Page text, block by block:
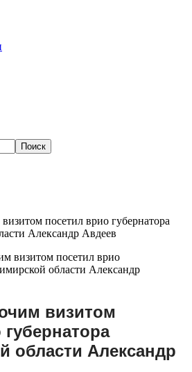
Поиск
посетил врио губернатора
Александр Авдеев
визитом
области Александр